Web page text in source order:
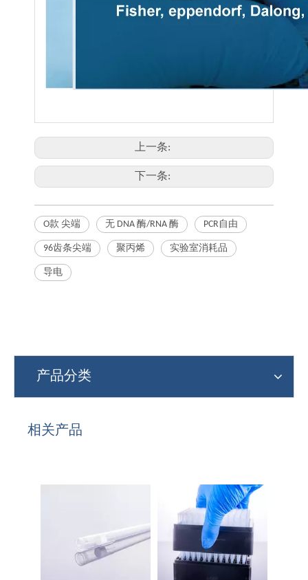
上一条:
下一条:
O款 尖端 无 DNA 酶/RNA 酶 PCR自由
96齿条尖端 聚丙烯 实验室消耗品
导电
产品分类
相关产品